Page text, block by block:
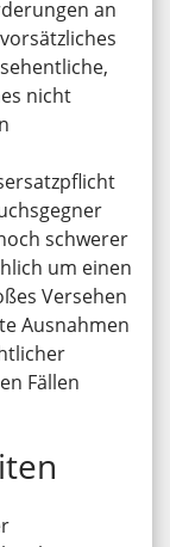
an
nicht
schwerer
um einen
Versehen
Ausnahmen
Fällen